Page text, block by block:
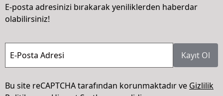
E-posta adresinizi bırakarak yeniliklerden haberdar
olabilirsiniz!
E-Posta Adresi Kayıt Ol
Bu site reCAPTCHA tarafından korunmaktadır ve Gizlilik